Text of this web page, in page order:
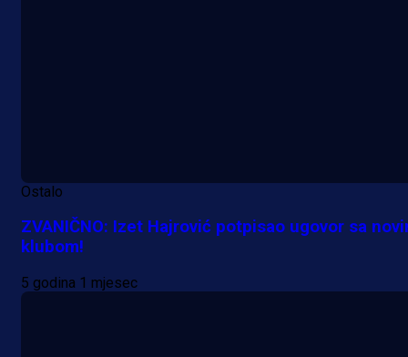
Ostalo
ZVANIČNO: Izet Hajrović potpisao ugovor sa
klubom!
5 godina 1 mjesec